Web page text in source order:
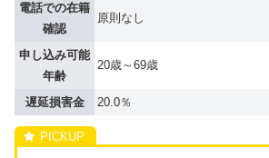
電話での在籍
確認
原則なし
申し込み可能
年齢
20歳～69歳
遅延損害金 20.0％